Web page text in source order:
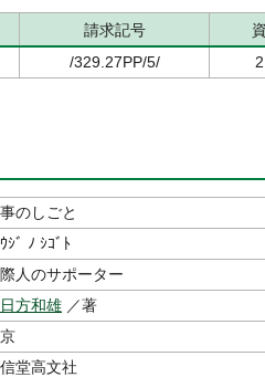
請求記号
/329.27PP/5/
のしごと
ｼﾞ ﾉ ｼｺﾞﾄ
人のサポーター
方和雄 ／著
堂高文社